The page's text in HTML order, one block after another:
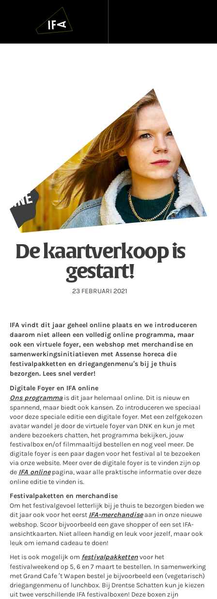
Navigatie
overslaan
De kaartverkoop is
gestart!
23 FEBRUARI 2021
IFA vindt dit jaar geheel online plaats en we introduceren
daarom niet alleen een volledig online programma, maar
ook een virtuele foyer, een webshop met merchandise en
samenwerkingsinitiatieven met Assense horeca die
festivalpakketten en driegangenmenu’s bij je thuis
bezorgen. Lees snel verder!
Digitale Foyer en IFA online
Ons programmais dit jaar helemaal online. Dit is nieuw en
spannend, maar biedt ook kansen. Zo introduceren we speciaal
voor deze speciale editie een digitale foyer. Met een zelfgekozen
avatar wandel je door de virtuele foyer van DNK en kun je met
andere bezoekers chatten, het programma bekijken, jouw
festivalbox en/of filmmaaltijd bestellen en nog veel meer. De
digitale foyer is een paar dagen voor het festival al te bezoeken
via onze website. Meer over de digitale foyer is te vinden zijn op
de IFA onlinepagina, waar alle praktische informatie over deze
online editie te vinden is.
Festivalpaketten en merchandise
Om het festivalgevoel letterlijk bij je thuis te bezorgen bieden we
dit jaar ook voor het eerst IFA-merchandiseaan in onze nieuwe
webshop. Scoor bijvoorbeeld een gave shopper of een set IFA-
ansichtkaarten. Niet alleen handig en leuk voor jezelf, maar ook
leuk om iemand cadeau te doen!
Het is ook mogelijk om festivalpakketten voor het
festivalweekend op 5, 6 en 7 maart te bestellen. In samenwerking
met Grand Cafe ’t Wapen bestel je bijvoorbeeld een (vegetarisch)
driegangenmenu of lunchbox. Bij Drentse Schatten kun je kiezen
uit twee verschillende IFA festivalboxen! Deze boxen zijn